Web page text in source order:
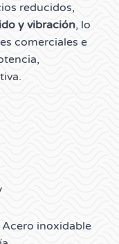
reducidos,
y vibración, lo
comerciales e
Acero inoxidable